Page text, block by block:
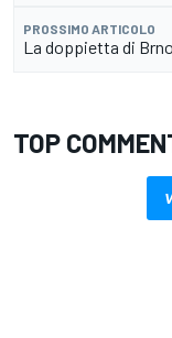
PROSSIMO ARTICOLO
La doppietta di
TOP